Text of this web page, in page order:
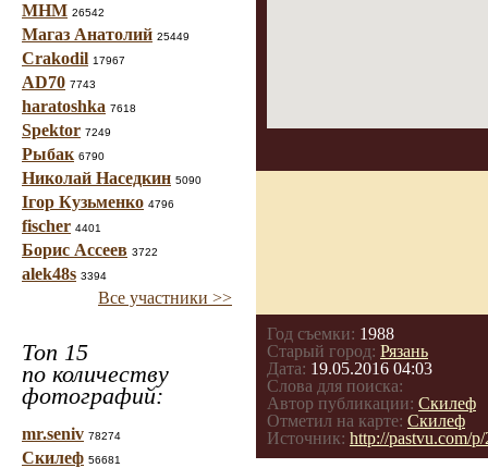
МНМ 26542
Магаз Анатолий 25449
Crakodil 17967
AD70 7743
haratoshka 7618
Spektor 7249
Рыбак 6790
Николай Наседкин 5090
Ігор Кузьменко 4796
fischer 4401
Борис Ассеев 3722
alek48s 3394
Все участники >>
Топ 15
по количеству
фотографий:
mr.seniv 78274
Скилеф 56681
Год съемки: 1988
Старый город: Рязань
Дата: 19.05.2016 04:03
Слова для поиска:
Автор публикации: Скилеф
Отметил на карте: Скилеф
Источник: http://pastvu.com/